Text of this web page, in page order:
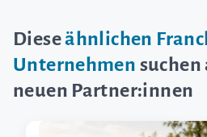
Dieseähnlichen
Unternehmen
neuen Partner:innen